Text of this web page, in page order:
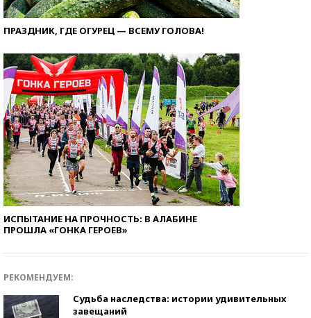
ПРАЗДНИК, ГДЕ ОГУРЕЦ — ВСЕМУ ГОЛОВА!
ИСПЫТАНИЕ НА ПРОЧНОСТЬ: В АЛАБИНЕ
ПРОШЛА «ГОНКА ГЕРОЕВ»
РЕКОМЕНДУЕМ:
Судьба наследства: истории удивительных
завещаний